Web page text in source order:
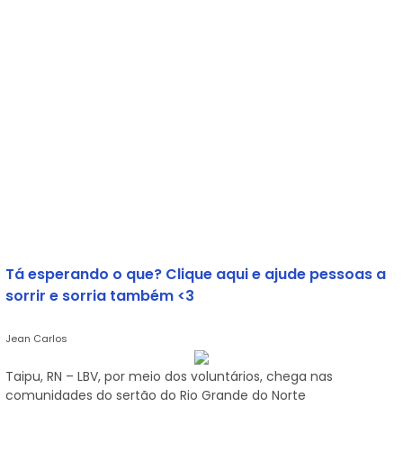
Tá esperando o que? Clique aqui e ajude pessoas a
sorrir e sorria também <3
Jean Carlos
Taipu, RN – LBV, por meio dos voluntários, chega nas
comunidades do sertão do Rio Grande do Norte